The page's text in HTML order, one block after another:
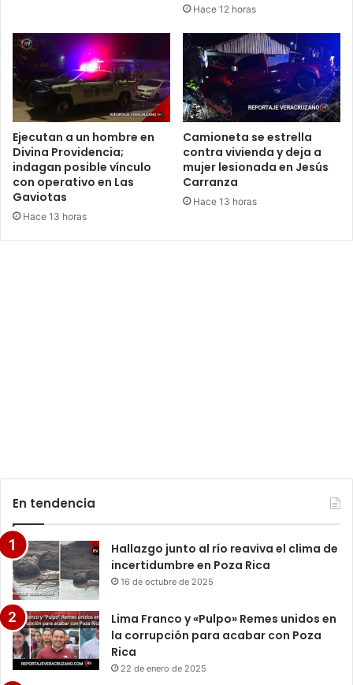
Hace 12 horas
Ejecutan a un hombre en
Divina Providencia;
indagan posible vínculo
con operativo en Las
Gaviotas
Hace 13 horas
Camioneta se estrella
contra vivienda y deja a
mujer lesionada en Jesús
Carranza
Hace 13 horas
En tendencia
Hallazgo junto al río reaviva el clima de
incertidumbre en Poza Rica
16 de octubre de 2025
Lima Franco y «Pulpo» Remes unidos en
la corrupción para acabar con Poza
Rica
22 de enero de 2025